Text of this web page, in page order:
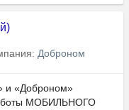
Доброном
и «Доброном»
МОБИЛЬНОГО